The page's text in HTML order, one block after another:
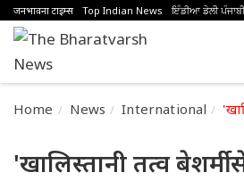
जनभावना टाइम्स Top Indian News ਇੰਡੀਆ ਡੇਲੀ ਪੰਜਾਬੀ
Home News International
'खालिस्तानी तत्व